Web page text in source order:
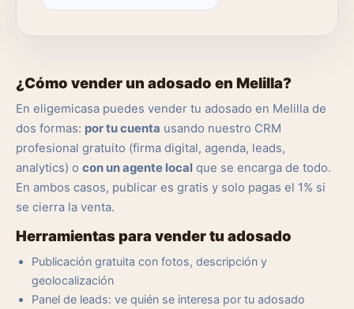
¿Cómo vender un adosado en Melilla?
En eligemicasa puedes vender tu adosado en Melilla de
dos formas: por tu cuenta usando nuestro CRM
profesional gratuito (firma digital, agenda, leads,
analytics) o con un agente local que se encarga de todo.
En ambos casos, publicar es gratis y solo pagas el 1% si
se cierra la venta.
Herramientas para vender tu adosado
Publicación gratuita con fotos, descripción y
geolocalización
Panel de leads: ve quién se interesa por tu adosado